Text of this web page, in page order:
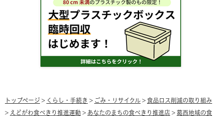
トップページ > くらし・手続き > ごみ・リサイクル > 食品ロス削減の取り組み
> えどがわ食べきり推進運動 > あなたのまちの食べきり推進店 > 葛西地域の食